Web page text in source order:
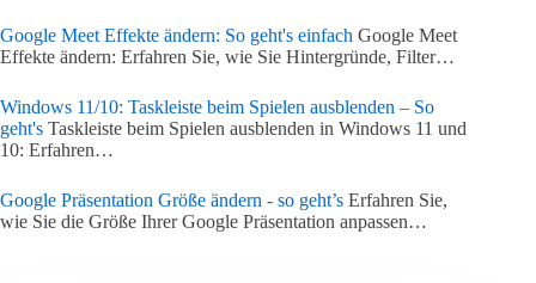
Google Meet Effekte ändern: So geht's einfach Google Meet
Effekte ändern: Erfahren Sie, wie Sie Hintergründe, Filter…
Windows 11/10: Taskleiste beim Spielen ausblenden – So
geht's Taskleiste beim Spielen ausblenden in Windows 11 und
10: Erfahren…
Google Präsentation Größe ändern - so geht’s Erfahren Sie,
wie Sie die Größe Ihrer Google Präsentation anpassen…